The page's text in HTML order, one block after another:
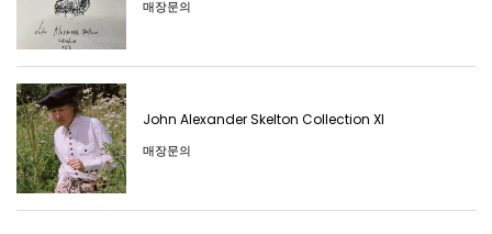
매장문의
John Alexander Skelton Collection XI
매장문의